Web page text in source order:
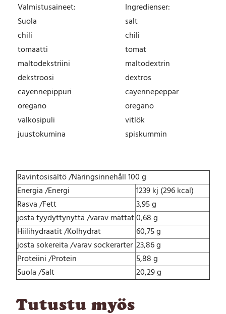
0
0
g
m
ä
ä
r
ä
Valmistusaineet:
Ingredienser:
Suola
salt
chili
chili
tomaatti
tomat
maltodekstriini
maltodextrin
dekstroosi
dextros
cayennepippuri
cayennepeppar
oregano
oregano
valkosipuli
vitlök
juustokumina
spiskummin
Ravintosisältö /Näringsinnehåll 100 g
Energia /Energi
1239 kj (296 kcal)
Rasva /Fett
3,95 g
josta tyydyttynyttä /varav mättat0,68 g
Hiilihydraatit /Kolhydrat
60,75 g
josta sokereita /varav sockerarter 23,86 g
Proteiini /Protein
5,88 g
Suola /Salt
20,29 g
Tutustu myös